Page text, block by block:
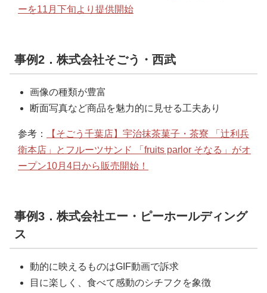
ーを11月下旬より提供開始
事例2．株式会社そごう・西武
画像の種類が豊富
断面写真など商品を魅力的に見せる工夫あり
参考：
【そごう千葉店】宇治抹茶菓子・茶寮 「辻利兵
衛本店」とフルーツサンド 「fruits parlor そなる」がオ
ープン10月4日から販売開始！
事例3．株式会社エー・ピーホールディング
ス
動的に映えるものはGIF動画で訴求
目に楽しく、食べて感動のシチフクを象徴